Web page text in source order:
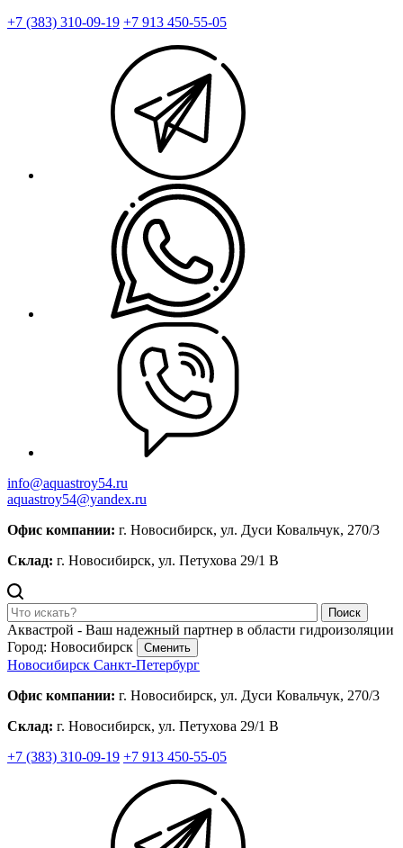
+7 (383) 310-09-19 +7 913 450-55-05
info@aquastroy54.ru
aquastroy54@yandex.ru
Офис компании: г. Новосибирск, ул. Дуси Ковальчук, 270/3
Склад: г. Новосибирск, ул. Петухова 29/1 В
Поиск
Аквастрой - Ваш надежный партнер в области гидроизоляции
Город: Новосибирск
Сменить
Новосибирск Санкт-Петербург
Офис компании: г. Новосибирск, ул. Дуси Ковальчук, 270/3
Склад: г. Новосибирск, ул. Петухова 29/1 В
+7 (383) 310-09-19 +7 913 450-55-05